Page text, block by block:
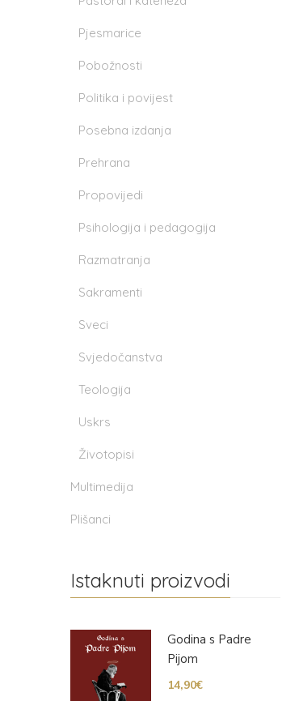
Pjesmarice
Pobožnosti
Politika i povijest
Posebna izdanja
Prehrana
Propovijedi
Psihologija i pedagogija
Razmatranja
Sakramenti
Sveci
Svjedočanstva
Teologija
Uskrs
Životopisi
Multimedija
Plišanci
Istaknuti proizvodi
Godina s Padre
Pijom
14,90€